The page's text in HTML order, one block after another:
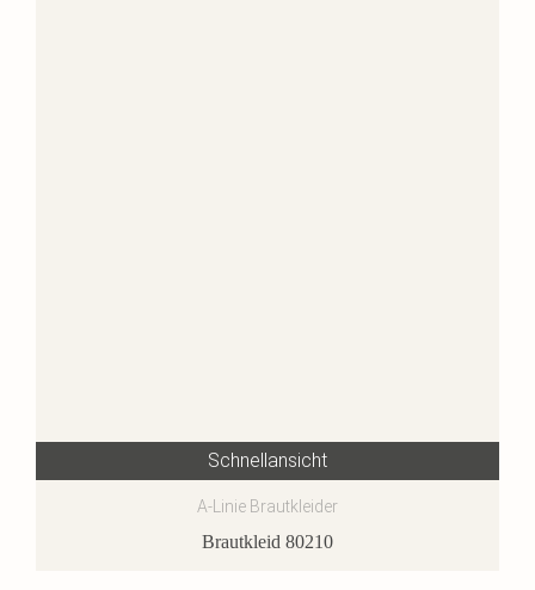
Schnellansicht
A-Linie Brautkleider
Brautkleid 80210